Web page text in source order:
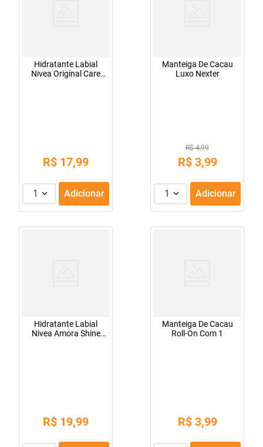
Hidratante Labial
Nivea Original Care
R$ 17,99
1 Adicionar
Manteiga De Cacau
Luxo Nexter
R$ 4,99
R$ 3,99
1 Adicionar
Hidratante Labial
Nivea Amora Shine
R$ 19,99
Manteiga De Cacau
Roll-On Com 1
R$ 3,99